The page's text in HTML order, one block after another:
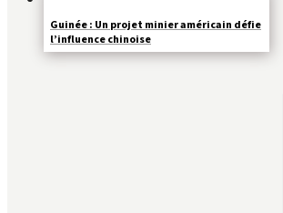
Guinée : Un projet minier américain défie
l’influence chinoise